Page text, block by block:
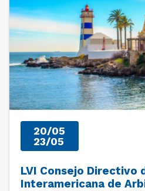
20/05
23/05
LVI Consejo Directivo
Interamericana de